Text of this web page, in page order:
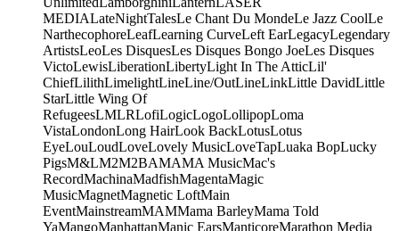
MEDIALateNightTalesLe Chant Du MondeLe Jazz CoolLe
NarthecophoreLeafLearning CurveLeft EarLegacyLegendary
ArtistsLeoLes DisquesLes Disques Bongo JoeLes Disques
VictoLewisLiberationLibertyLight In The AtticLil'
ChiefLilithLimelightLineLine/OutLineLinkLittle DavidLittle
StarLittle Wing Of
RefugeesLMLRLofiLogicLogoLollipopLoma
VistaLondonLong HairLook BackLotusLotus
EyeLouLoudLoveLovely MusicLoveTapLuaka BopLucky
PigsM&LM2M2BAMAMA MusicMac's
RecordMachinaMadfishMagentaMagic
MusicMagnetMagnetic LoftMain
EventMainstreamMAMMama BarleyMama Told
YaMangoManhattanManic EarsManticoreMarathon Media